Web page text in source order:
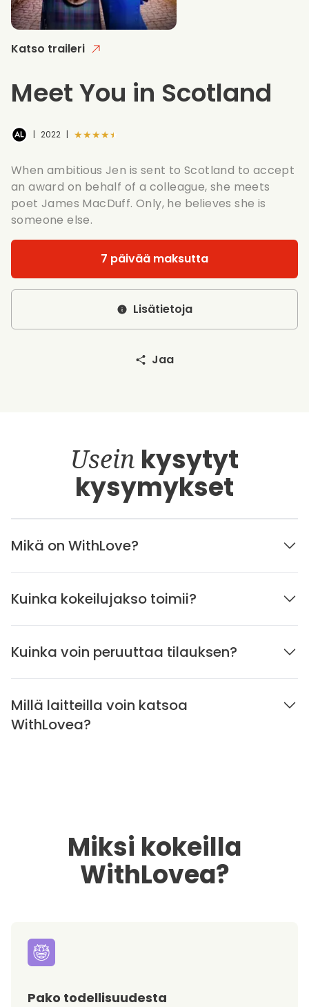
Katso traileri
Meet You in Scotland
| 2022 | ★★★★★
When ambitious Jen is sent to Scotland to accept
an award on behalf of a colleague, she meets
poet James MacDuff. Only, he believes she is
someone else.
7 päivää maksutta
Lisätietoja
Jaa
Usein kysytyt
kysymykset
Mikä on WithLove?
Kuinka kokeilujakso toimii?
Kuinka voin peruuttaa tilauksen?
Millä laitteilla voin katsoa
WithLovea?
Miksi kokeilla
WithLovea?
Pako todellisuudesta